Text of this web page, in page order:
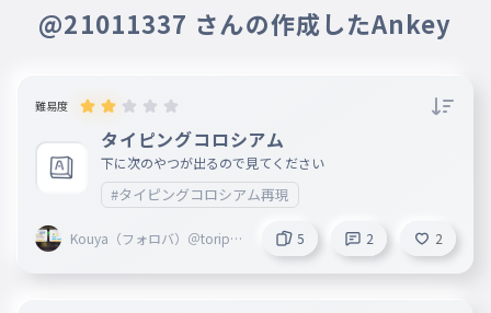
@21011337 さんの作成したAnkey
難易度
タイピングコロシアム
下に次のやつが出るので見てください
#タイピングコロシアム再現
Kouya（フォロバ）＠toripro
5 2 2